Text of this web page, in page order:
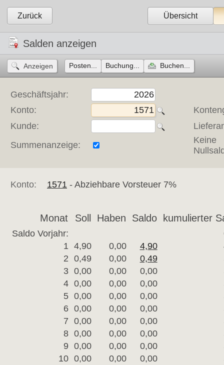
Zurück Übersicht
Salden anzeigen
Posten... Buchung... Buchen...
Geschäftsjahr:
Konto:
Kunde:
Summenanzeige:
Keine
Konto: 1571 - Abziehbare Vorsteuer 7%
Monat Soll Haben Saldo kumulierter
Saldo Vorjahr:
1 4,90 0,00 4,90
2 0,49 0,00 0,49
3 0,00 0,00 0,00
4 0,00 0,00 0,00
5 0,00 0,00 0,00
6 0,00 0,00 0,00
7 0,00 0,00 0,00
8 0,00 0,00 0,00
9 0,00 0,00 0,00
10 0,00 0,00 0,00